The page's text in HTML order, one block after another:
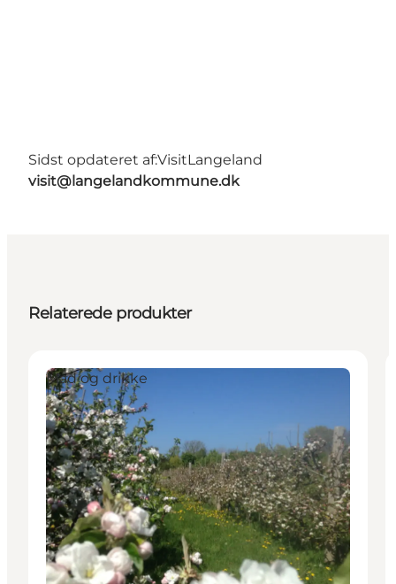
Sidst opdateret af:VisitLangeland
visit@langelandkommune.dk
Relaterede produkter
Mad og drikke